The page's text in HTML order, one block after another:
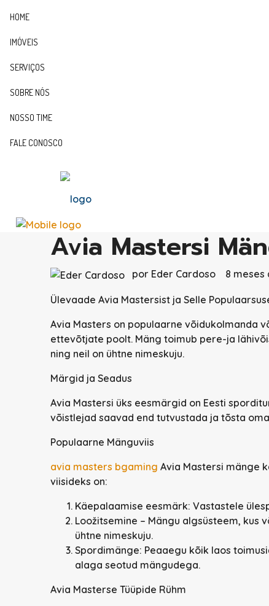
HOME
IMÓVEIS
SERVIÇOS
SOBRE NÓS
NOSSO TIME
FALE CONOSCO
Avia Mastersi
por Eder Cardoso 8 meses
Ülevaade Avia Mastersist ja Selle
Avia Masters on populaarne võidukolmanda
ettevõtjate poolt. Mäng toimub pere-ja
ning neil on ühtne nimeskuju.
Märgid ja Seadus
Avia Mastersi üks eesmärgid on Eesti
võistlejad saavad end tutvustada ja tõsta
Populaarne Mänguviis
avia masters bgaming Avia Mastersi mänge
viisideks on:
Käepalaamise eesmärk: Vastastele
Loožitsemine – Mängu algsüsteem, kus
ühtne nimeskuju.
Spordimänge: Peaaegu kõik laos
alaga seotud mängudega.
Avia Masterse Tüüpide Rühm